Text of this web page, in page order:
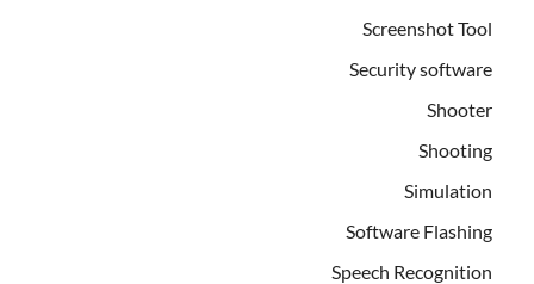
Screenshot Tool
Security software
Shooter
Shooting
Simulation
Software Flashing
Speech Recognition